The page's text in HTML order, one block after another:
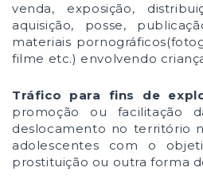
venda, exposição,
aquisição, posse,
materiais
filme etc.) envolvendo
Tráfico para fins de
promoção ou facilitação
deslocamento no território
adolescentes com o
prostituição ou outra forma